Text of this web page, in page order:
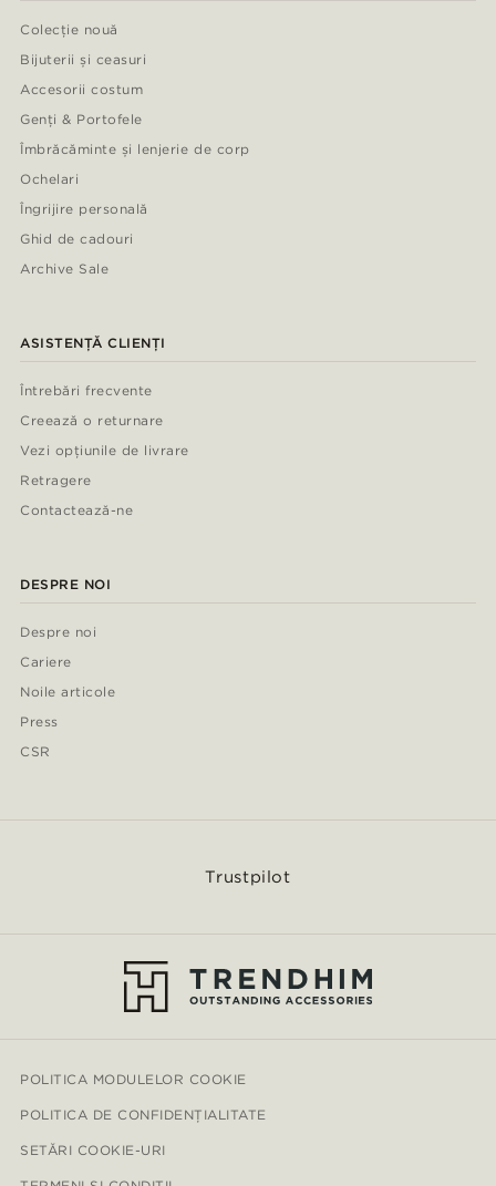
Colecție nouă
Bijuterii și ceasuri
Accesorii costum
Genți & Portofele
Îmbrăcăminte și lenjerie de corp
Ochelari
Îngrijire personală
Ghid de cadouri
Archive Sale
ASISTENȚĂ CLIENȚI
Întrebări frecvente
Creează o returnare
Vezi opțiunile de livrare
Retragere
Contactează-ne
DESPRE NOI
Despre noi
Cariere
Noile articole
Press
CSR
Trustpilot
POLITICA MODULELOR COOKIE
POLITICA DE CONFIDENȚIALITATE
SETĂRI COOKIE-URI